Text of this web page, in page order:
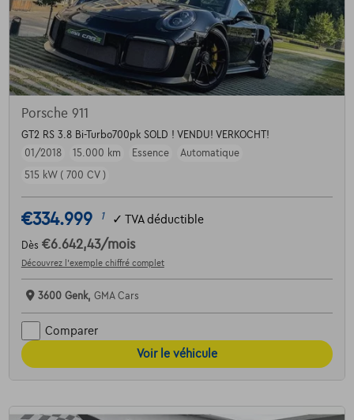
Porsche 911
GT2 RS 3.8 Bi-Turbo700pk SOLD ! VENDU! VERKOCHT!
01/2018
15.000 km Essence
Automatique
515 kW ( 700 CV )
€334.999 1 ✓ TVA déductible
Dès €6.642,43/mois
Découvrez l’exemple chiffré complet
3600 Genk, GMA Cars
Comparer
Voir le véhicule